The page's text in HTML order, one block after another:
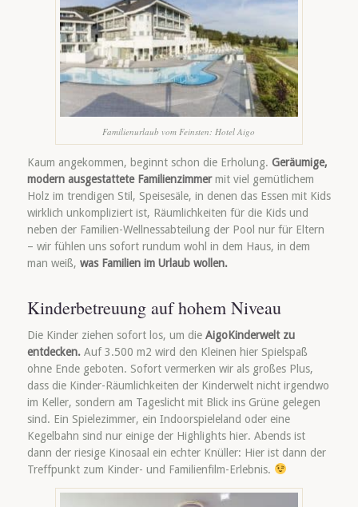
Familienurlaub vom Feinsten: Hotel Aigo
Kaum angekommen, beginnt schon die Erholung. Geräumige,
modern ausgestattete Familienzimmermit viel gemütlichem
Holz im trendigen Stil, Speisesäle, in denen das Essen mit Kids
wirklich unkompliziert ist, Räumlichkeiten für die Kids und
neben der Familien-Wellnessabteilung der Pool nur für Eltern
– wir fühlen uns sofort rundum wohl in dem Haus, in dem
man weiß, was Familien im Urlaub wollen.
Kinderbetreuung auf hohem Niveau
Die Kinder ziehen sofort los, um die AigoKinderwelt zu
entdecken.Auf 3.500 m2 wird den Kleinen hier Spielspaß
ohne Ende geboten. Sofort vermerken wir als großes Plus,
dass die Kinder-Räumlichkeiten der Kinderwelt nicht irgendwo
im Keller, sondern am Tageslicht mit Blick ins Grüne gelegen
sind. Ein Spielezimmer, ein Indoorspieleland oder eine
Kegelbahn sind nur einige der Highlights hier. Abends ist
dann der riesige Kinosaal ein echter Knüller: Hier ist dann der
Treffpunkt zum Kinder- und Familienfilm-Erlebnis.